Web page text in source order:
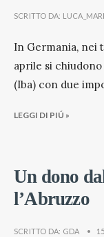
SCRITTO DA:
In Germania, nei
aprile si
(Iba) con due
LEGGI DI PIÚ »
Un dono
l’Abruzzo
SCRITTO DA: GDA •